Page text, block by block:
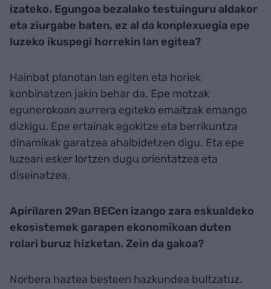
izateko. Egungoa bezalako testuinguru aldakor
eta ziurgabe baten, ez al da konplexuegia epe
luzeko ikuspegi horrekin lan egitea?
Hainbat planotan lan egiten eta horiek
konbinatzen jakin behar da. Epe motzak
egunerokoan aurrera egiteko emaitzak emango
dizkigu. Epe ertainak egokitze eta berrikuntza
dinamikak garatzea ahalbidetzen digu. Eta epe
luzeari esker lortzen dugu orientatzea eta
diseinatzea.
Apirilaren 29an BECen izango zara eskualdeko
ekosistemek garapen ekonomikoan duten
rolari buruz hizketan. Zein da gakoa?
Norbera haztea besteen hazkundea bultzatuz.